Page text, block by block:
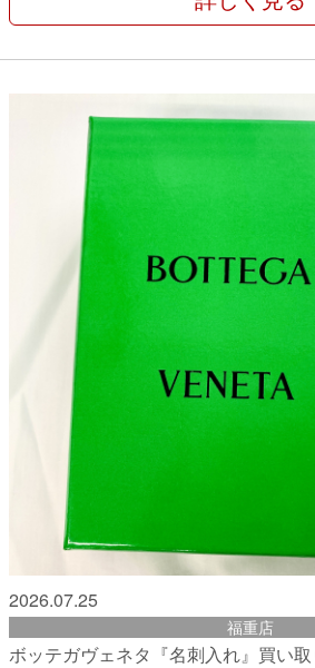
2026.07.25
福重店
ボッテガヴェネタ『名刺入れ』買い取